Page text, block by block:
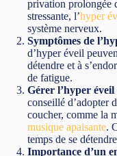
privation prolongée
stressante, l’hyper
système nerveux.
Symptômes de
d’hyper éveil
détendre et à
de fatigue.
Gérer l’hyper éveil
conseillé d’adopter
coucher, comme la
musique apaisante.
temps de se
Importance d’un